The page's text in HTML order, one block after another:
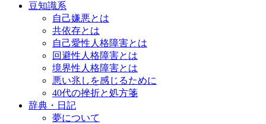
豆知識系
自己嫌悪とは
共依存とは
自己愛性人格障害とは
回避性人格障害とは
境界性人格障害とは
悪い兆しを感じるために
40代の挫折と処方箋
辞典・日記
夢について